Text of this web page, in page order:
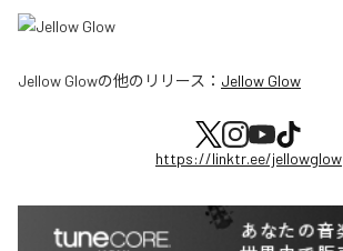
Jellow Glowの他のリリース： Jellow Glow
https://linktr.ee/jellowglow